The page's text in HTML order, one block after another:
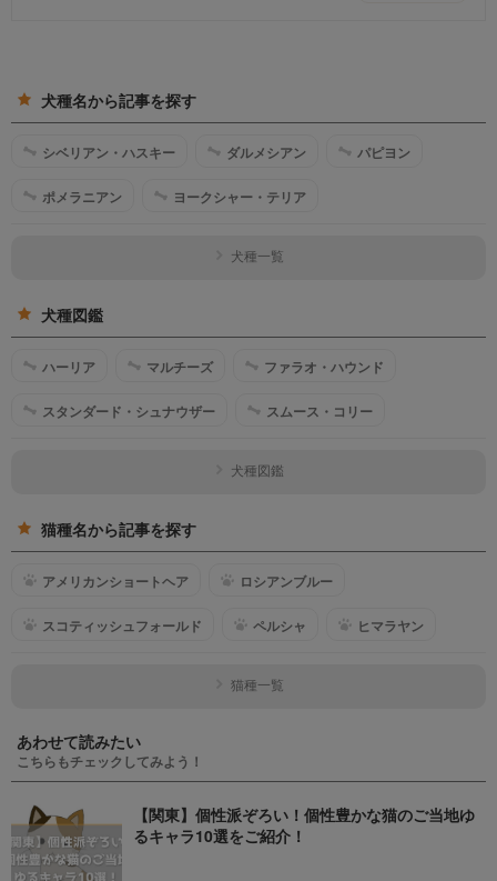
犬種名から記事を探す
シベリアン・ハスキー ダルメシアン パピヨン
ポメラニアン ヨークシャー・テリア
犬種一覧
犬種図鑑
ハーリア マルチーズ ファラオ・ハウンド
スタンダード・シュナウザー スムース・コリー
犬種図鑑
猫種名から記事を探す
アメリカンショートヘア ロシアンブルー
スコティッシュフォールド ペルシャ ヒマラヤン
猫種一覧
あわせて読みたい
こちらもチェックしてみよう！
【関東】個性派ぞろい！個性豊かな猫のご当地ゆ
るキャラ10選をご紹介！